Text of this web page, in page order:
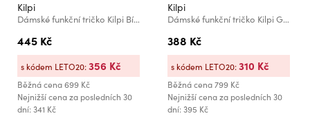
Kilpi
Dámské funkční tričko Kilpi Bílá
445 Kč
Běžná cena699 Kč
Nejnižší cena za posledních 30
dní: 341 Kč
s kódem LETO20:356 Kč
Kilpi
Dámské funkční tričko Kilpi GAROVE-W Světle modrá
388 Kč
Běžná cena799 Kč
Nejnižší cena za posledních 30
dní: 395 Kč
s kódem LETO20:310 Kč